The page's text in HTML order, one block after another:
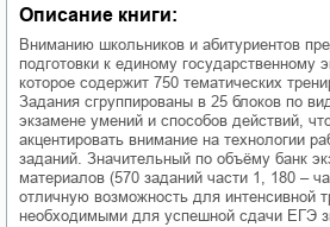
Описание книги:
Вниманию школьников и абитуриентов
подготовки к единому государственному
которое содержит 750 тематических
Задания сгруппированы в 25 блоков по
экзамене умений и способов действий,
акцентировать внимание на технологии
заданий. Значительный по объёму банк
материалов (570 заданий части 1, 180 –
отличную возможность для интенсивной
необходимыми для успешной сдачи ЕГЭ